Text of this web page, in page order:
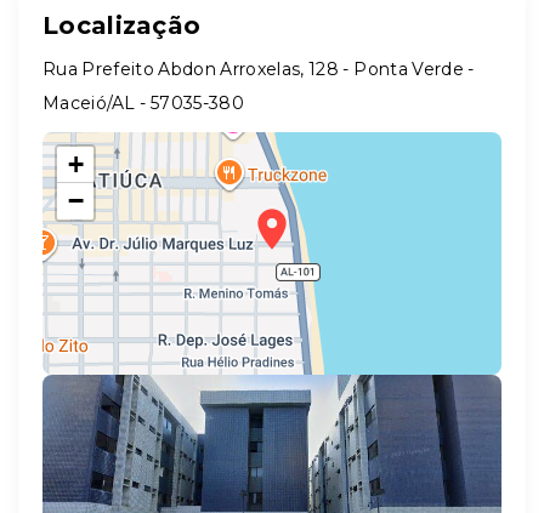
Localização
Rua Prefeito Abdon Arroxelas, 128 - Ponta Verde -
Maceió/AL - 57035-380
+
−
Leaflet